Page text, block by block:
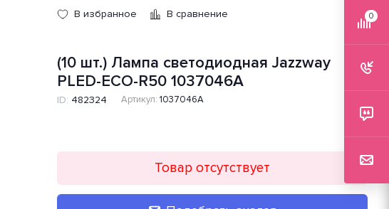
В избранное В сравнение
(10 шт.) Лампа светодиодная Jazzway
PLED-ECO-R50 1037046A
ID: 482324 Артикул: 1037046A
Товар отсутствует
0